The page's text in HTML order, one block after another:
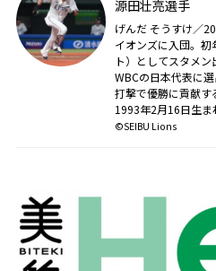
源田壮亮選手
げんだ そうすけ／
イオンズに入団。
ト）としてスタメン
WBCの日本代表に
打撃で優勝に貢献す
1993年2月16日生ま
©️SEIBU Lions